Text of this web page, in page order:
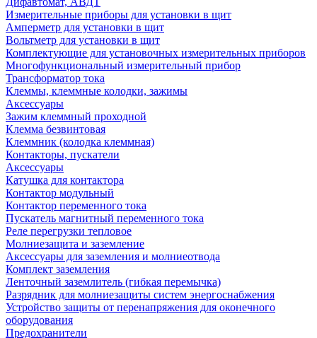
Измерительные приборы для установки в щит
Амперметр для установки в щит
Вольтметр для установки в щит
Комплектующие для установочных измерительных приборов
Многофункциональный измерительный прибор
Трансформатор тока
Клеммы, клеммные колодки, зажимы
Аксессуары
Зажим клеммный проходной
Клемма безвинтовая
Клеммник (колодка клеммная)
Контакторы, пускатели
Аксессуары
Катушка для контактора
Контактор модульный
Контактор переменного тока
Пускатель магнитный переменного тока
Реле перегрузки тепловое
Молниезащита и заземление
Аксессуары для заземления и молниеотвода
Комплект заземления
Ленточный заземлитель (гибкая перемычка)
Разрядник для молниезащиты систем энергоснабжения
Устройство защиты от перенапряжения для оконечного
оборудования
Предохранители